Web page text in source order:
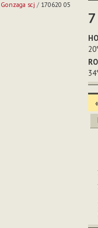
scj / 170620 05
7